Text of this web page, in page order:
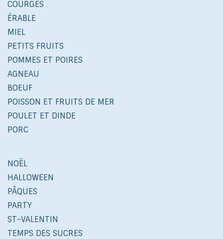
COURGES
ÉRABLE
MIEL
PETITS FRUITS
POMMES ET POIRES
AGNEAU
BOEUF
POISSON ET FRUITS DE MER
POULET ET DINDE
PORC
NOËL
HALLOWEEN
PÂQUES
PARTY
ST-VALENTIN
TEMPS DES SUCRES